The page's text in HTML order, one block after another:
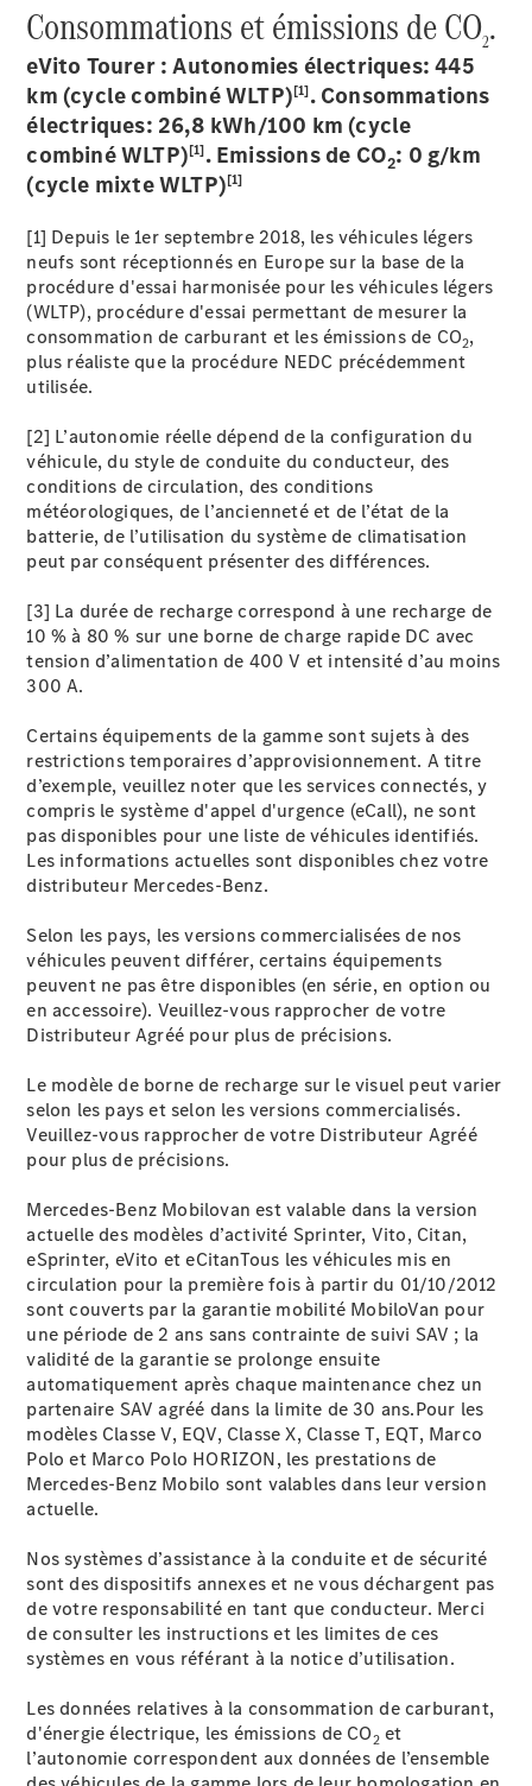
Trouvez un
véhicule
neuf en
stock
Trouvez un
véhicule
utilitaire
d’occasion
votre
véhicule
utilitaire
Réservez un
essai
Nos offres
Nos
solutions de
financement
Nos
carrossées
Véhicules
réfrigérés
Véhicules
marchandises
Véhicules à
bennes
Véhicules à
Véhicules
de
dépannage
Véhicules
Transport
de
Personnes à
Mobilité
Réduite
Véhicules
de secours
Véhicules
spéciaux
Offres
digitales
pour votre
utilitaire
votre
véhicule
utilitaire
Van
Consommations et émissions de CO2.
eVito Tourer : Autonomies électriques: 445
km (cycle combiné WLTP)[1]. Consommations
électriques: 26,8 kWh/100 km (cycle
combiné WLTP)[1]. Emissions de CO2: 0 g/km
(cycle mixte WLTP)[1]
[1] Depuis le 1er septembre 2018, les véhicules légers
neufs sont réceptionnés en Europe sur la base de la
procédure d'essai harmonisée pour les véhicules légers
(WLTP), procédure d'essai permettant de mesurer la
consommation de carburant et les émissions de CO2,
plus réaliste que la procédure NEDC précédemment
utilisée.
[2] L’autonomie réelle dépend de la configuration du
véhicule, du style de conduite du conducteur, des
conditions de circulation, des conditions
météorologiques, de l’ancienneté et de l’état de la
batterie, de l’utilisation du système de climatisation
peut par conséquent présenter des différences.
[3] La durée de recharge correspond à une recharge de
10 % à 80 % sur une borne de charge rapide DC avec
tension d’alimentation de 400 V et intensité d’au moins
300 A.
Certains équipements de la gamme sont sujets à des
restrictions temporaires d’approvisionnement. A titre
d’exemple, veuillez noter que les services connectés, y
compris le système d'appel d'urgence (eCall), ne sont
pas disponibles pour une liste de véhicules identifiés.
Les informations actuelles sont disponibles chez votre
distributeur Mercedes-Benz.
Selon les pays, les versions commercialisées de nos
véhicules peuvent différer, certains équipements
peuvent ne pas être disponibles (en série, en option ou
en accessoire). Veuillez-vous rapprocher de votre
Distributeur Agréé pour plus de précisions.
Le modèle de borne de recharge sur le visuel peut varier
selon les pays et selon les versions commercialisés.
Veuillez-vous rapprocher de votre Distributeur Agréé
pour plus de précisions.
Mercedes-Benz Mobilovan est valable dans la version
actuelle des modèles d’activité Sprinter, Vito, Citan,
eSprinter, eVito et eCitanTous les véhicules mis en
circulation pour la première fois à partir du 01/10/2012
sont couverts par la garantie mobilité MobiloVan pour
une période de 2 ans sans contrainte de suivi SAV ; la
validité de la garantie se prolonge ensuite
automatiquement après chaque maintenance chez un
partenaire SAV agréé dans la limite de 30 ans.Pour les
modèles Classe V, EQV, Classe X, Classe T, EQT, Marco
Polo et Marco Polo HORIZON, les prestations de
Mercedes-Benz Mobilo sont valables dans leur version
actuelle.
Nos systèmes d’assistance à la conduite et de sécurité
sont des dispositifs annexes et ne vous déchargent pas
de votre responsabilité en tant que conducteur. Merci
de consulter les instructions et les limites de ces
systèmes en vous référant à la notice d’utilisation.
Les données relatives à la consommation de carburant,
d'énergie électrique, les émissions de CO2et
l’autonomie correspondent aux données de l’ensemble